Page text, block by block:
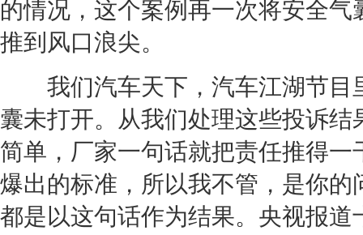
的情况，这个案例再一次将安全气
推到风口浪尖。
我们汽车天下，汽车江湖节目
囊未打开。从我们处理这些投诉
简单，厂家一句话就把责任推得
爆出的标准，所以我不管，是你
都是以这句话作为结果。央视报道